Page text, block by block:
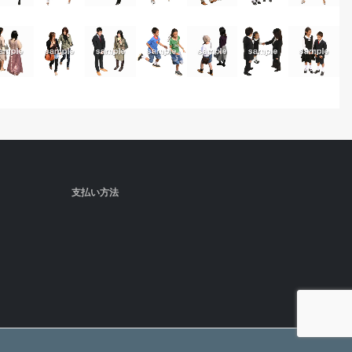
支払い方法